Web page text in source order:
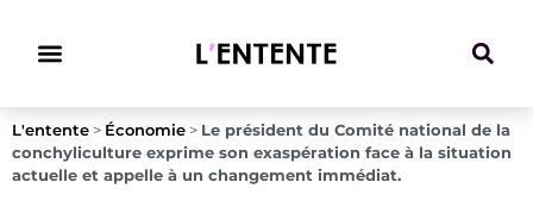
L'entente > Économie > Le président du Comité national de la
conchyliculture exprime son exaspération face à la situation
actuelle et appelle à un changement immédiat.